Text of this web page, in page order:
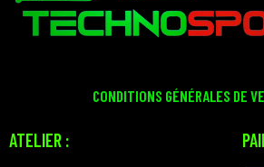
CONDITIONS GÉNÉRALES DE
ATELIER :